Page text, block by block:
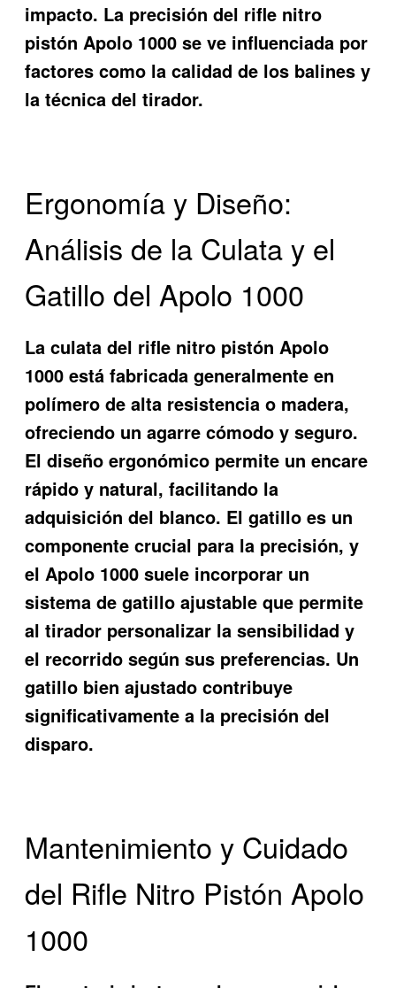
impacto. La precisión del rifle nitro
pistón Apolo 1000 se ve influenciada por
factores como la calidad de los balines y
la técnica del tirador.
Ergonomía y Diseño:
Análisis de la Culata y el
Gatillo del Apolo 1000
La culata del rifle nitro pistón Apolo
1000 está fabricada generalmente en
polímero de alta resistencia o madera,
ofreciendo un agarre cómodo y seguro.
El diseño ergonómico permite un encare
rápido y natural, facilitando la
adquisición del blanco. El gatillo es un
componente crucial para la precisión, y
el Apolo 1000 suele incorporar un
sistema de gatillo ajustable que permite
al tirador personalizar la sensibilidad y
el recorrido según sus preferencias. Un
gatillo bien ajustado contribuye
significativamente a la precisión del
disparo.
Mantenimiento y Cuidado
del Rifle Nitro Pistón Apolo
1000